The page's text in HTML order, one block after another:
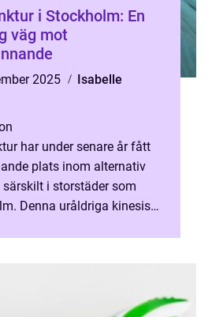
i Stockholm: En
väg mot
2025
Isabelle
har under senare år fått
plats inom alternativ
särskilt i storstäder som
Denna uråldriga kinesiska